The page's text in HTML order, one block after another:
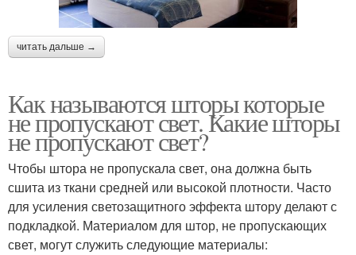
читать дальше →
Как называются шторы которые
не пропускают свет. Какие шторы
не пропускают свет?
Чтобы штора не пропускала свет, она должна быть
сшита из ткани средней или высокой плотности. Часто
для усиления светозащитного эффекта штору делают с
подкладкой. Материалом для штор, не пропускающих
свет, могут служить следующие материалы: